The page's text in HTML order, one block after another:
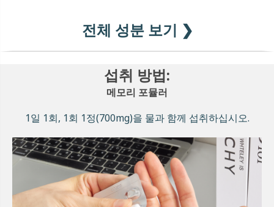
전체 성분 보기 ❯
섭취 방법:
메모리 포뮬러
1일 1회, 1회 1정(700mg)을 물과 함께 섭취하십시오.